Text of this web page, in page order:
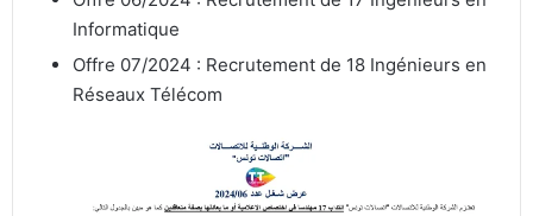
Informatique
Offre 07/2024 : Recrutement de 18 Ingénieurs en
Réseaux Télécom